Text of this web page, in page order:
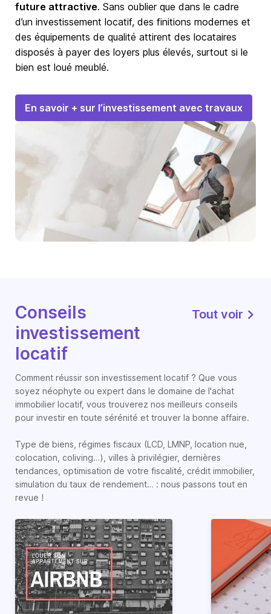
future attractive. Sans oublier que dans le cadre
d’un investissement locatif, des finitions modernes et
des équipements de qualité attirent des locataires
disposés à payer des loyers plus élevés, surtout si le
bien est loué meublé.
En savoir + sur l’investissement avec travaux
Conseils
investissement
locatif
Tout voir
Comment réussir son investissement locatif ? Que vous
soyez néophyte ou expert dans le domaine de l'achat
immobilier locatif, vous trouverez nos meilleurs conseils
pour investir en toute sérénité et trouver la bonne affaire.
Type de biens, régimes fiscaux (LCD, LMNP, location nue,
colocation, coliving…), villes à privilégier, dernières
tendances, optimisation de votre fiscalité, crédit immobilier,
simulation du taux de rendement… : nous passons tout en
revue !